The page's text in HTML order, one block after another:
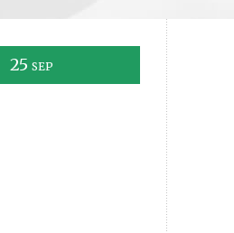
25 SEP